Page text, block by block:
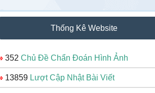
Thống Kê Website
352 Chủ Đề Chẩn Đoán Hình Ảnh
13859 Lượt Cập Nhật Bài Viết